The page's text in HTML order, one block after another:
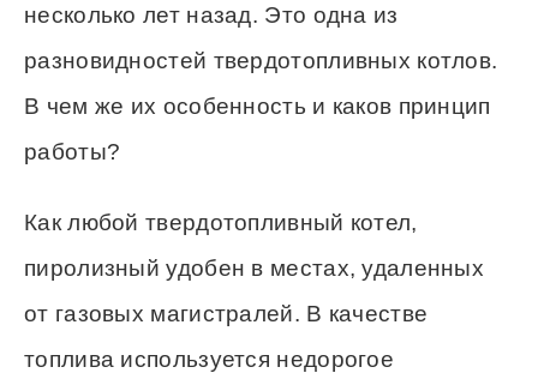
несколько лет назад. Это одна из
разновидностей твердотопливных котлов.
В чем же их особенность и каков принцип
работы?
Как любой твердотопливный котел,
пиролизный удобен в местах, удаленных
от газовых магистралей. В качестве
топлива используется недорогое